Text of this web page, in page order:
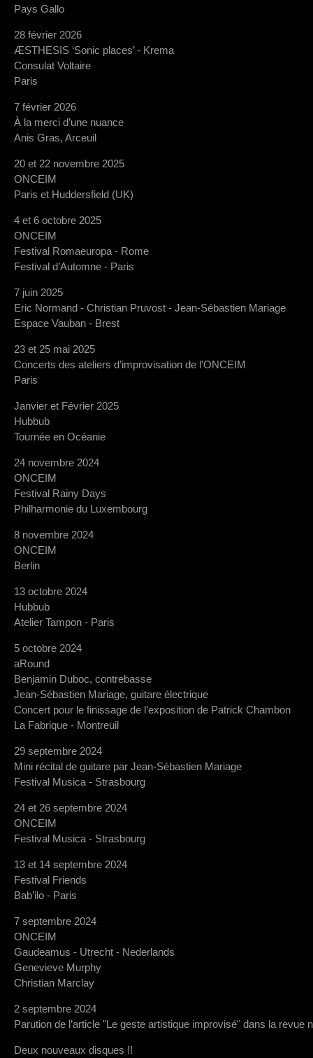
Pays Gallo
28 février 2026
ÆSTHESIS ‘Sonic places’ - Krema
Consulat Voltaire
Paris
7 février 2026
À la merci d’une nuance
Anis Gras, Arceuil
20 et 22 novembre 2025
ONCEIM
Paris et Huddersfield (UK)
4 et 6 octobre 2025
ONCEIM
Festival Romaeuropa - Rome
Festival d’Automne - Paris
7 juin 2025
Eric Normand - Christian Pruvost - Jean-Sébastien Mariage
Espace Vauban - Brest
23 et 25 mai 2025
Concerts des ateliers d’improvisation de l’ONCEIM
Paris
Janvier et Février 2025
Hubbub
Tournée en Océanie
24 novembre 2024
ONCEIM
Festival Rainy Days
Philharmonie du Luxembourg
8 novembre 2024
ONCEIM
Berlin
13 octobre 2024
Hubbub
Atelier Tampon - Paris
5 octobre 2024
aRound
Benjamin Duboc, contrebasse
Jean-Sébastien Mariage, guitare électrique
Concert pour le finissage de l’exposition de Patrick Chambon
La Fabrique - Montreuil
29 septembre 2024
Mini récital de guitare par Jean-Sébastien Mariage
Festival Musica - Strasbourg
24 et 26 septembre 2024
ONCEIM
Festival Musica - Strasbourg
13 et 14 septembre 2024
Festival Friends
Bab’ilo - Paris
7 septembre 2024
ONCEIM
Gaudeamus - Utrecht - Nederlands
Genevieve Murphy
Christian Marclay
2 septembre 2024
Parution de l’article "Le geste artistique improvisé" dans la revue
Deux nouveaux disques !!